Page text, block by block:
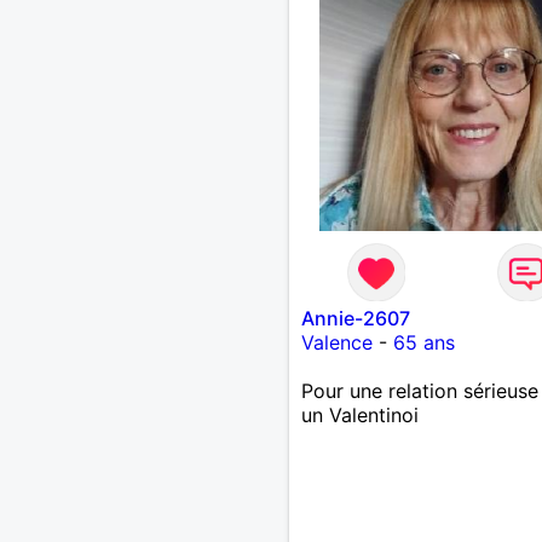
Annie-2607
Valence- 65 ans
Pour une relation
un Valentinoi